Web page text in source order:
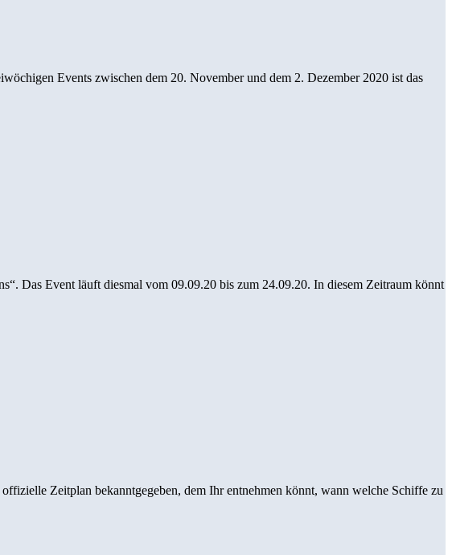
Events zwischen dem 20. November und dem 2. Dezember 2020 ist das
Das Event läuft diesmal vom 09.09.20 bis zum 24.09.20. In diesem Zeitraum könnt
Zeitplan bekanntgegeben, dem Ihr entnehmen könnt, wann welche Schiffe zu